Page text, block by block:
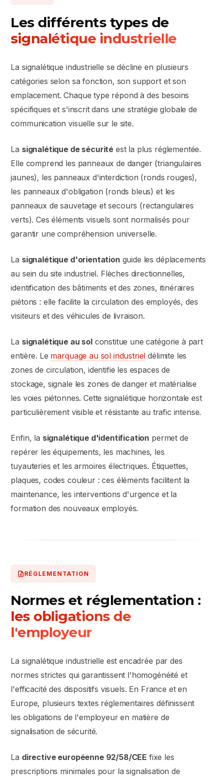
Les différents types de
signalétique industrielle
La signalétique industrielle se décline en plusieurs
catégories selon sa fonction, son support et son
emplacement. Chaque type répond à des besoins
spécifiques et s'inscrit dans une stratégie globale de
communication visuelle sur le site.
La signalétique de sécurité est la plus réglementée.
Elle comprend les panneaux de danger (triangulaires
jaunes), les panneaux d'interdiction (ronds rouges),
les panneaux d'obligation (ronds bleus) et les
panneaux de sauvetage et secours (rectangulaires
verts). Ces éléments visuels sont normalisés pour
garantir une compréhension universelle.
La signalétique d'orientation guide les déplacements
au sein du site industriel. Flèches directionnelles,
identification des bâtiments et des zones, itinéraires
piétons : elle facilite la circulation des employés, des
visiteurs et des véhicules de livraison.
La signalétique au solconstitue une catégorie à part
entière. Le marquage au sol industriel délimite les
zones de circulation, identifie les espaces de
stockage, signale les zones de danger et matérialise
les voies piétonnes. Cette signalétique horizontale est
particulièrement visible et résistante au trafic intense.
Enfin, la signalétique d'identification permet de
repérer les équipements, les machines, les
tuyauteries et les armoires électriques. Étiquettes,
plaques, codes couleur : ces éléments facilitent la
maintenance, les interventions d'urgence et la
formation des nouveaux employés.
RÉGLEMENTATION
Normes et réglementation :
les obligations de
l'employeur
La signalétique industrielle est encadrée par des
normes strictes qui garantissent l'homogénéité et
l'efficacité des dispositifs visuels. En France et en
Europe, plusieurs textes réglementaires définissent
les obligations de l'employeur en matière de
signalisation de sécurité.
La directive européenne 92/58/CEE fixe les
prescriptions minimales pour la signalisation de